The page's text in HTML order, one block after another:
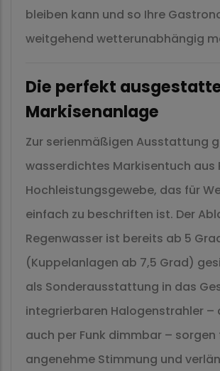
bleiben kann und so Ihre
weitgehend wetterunabhängig
Die perfekt
Markisenanlage
Zur serienmäßigen Ausstattung
wasserdichtes Markisentuch aus
Hochleistungsgewebe, das für
einfach zu beschriften ist. Der
Regenwasser ist bereits ab 5
(Kuppelanlagen ab 7,5 Grad)
als Sonderausstattung in das
integrierbaren Halogenstrahler –
auch per Funk dimmbar – sorgen
angenehme Stimmung und